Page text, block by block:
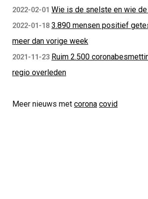
2022-02-01 Wie is de snelste en wie
2022-01-18 3.890 mensen positief
meer dan vorige week
2021-11-23 Ruim 2.500
regio overleden
Meer nieuws met corona covid